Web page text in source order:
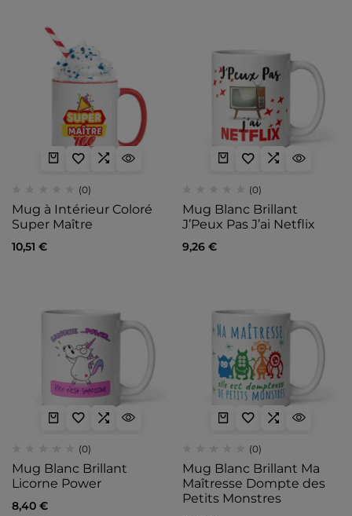
(0)
Mug à Intérieur Coloré
Super Maître
10,51 €
(0)
Mug Blanc Brillant
J’Peux Pas J’ai Netflix
9,26 €
(0)
Mug Blanc Brillant
Licorne Power
8,40 €
(0)
Mug Blanc Brillant Ma
Maîtresse Dompte des
Petits Monstres